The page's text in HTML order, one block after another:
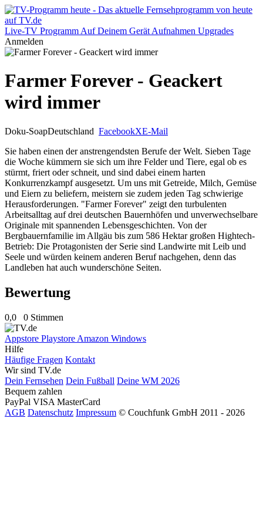
Live-TV Programm Auf Deinem Gerät Aufnahmen Upgrades
Anmelden
Farmer Forever - Geackert
wird immer
Doku-SoapDeutschland FacebookXE-Mail
Sie haben einen der anstrengendsten Berufe der Welt. Sieben Tage
die Woche kümmern sie sich um ihre Felder und Tiere, egal ob es
stürmt, friert oder schneit, und sind dabei einem harten
Konkurrenzkampf ausgesetzt. Um uns mit Getreide, Milch, Gemüse
und Eiern zu beliefern, meistern sie zudem jeden Tag schwierige
Herausforderungen. "Farmer Forever" zeigt den turbulenten
Arbeitsalltag auf drei deutschen Bauernhöfen und unverwechselbare
Originale mit spannenden Lebensgeschichten. Von der
Bergbauernfamilie im Allgäu bis zum 586 Hektar großen Hightech-
Betrieb: Die Protagonisten der Serie sind Landwirte mit Leib und
Seele und würden keinem anderen Beruf nachgehen, denn das
Landleben hat auch wunderschöne Seiten.
Bewertung
0,0 0 Stimmen
Appstore Playstore Amazon Windows
Hilfe
Häufige Fragen Kontakt
Wir sind TV.de
Dein Fernsehen Dein Fußball Deine WM 2026
Bequem zahlen
PayPal VISA MasterCard
AGB Datenschutz Impressum © Couchfunk GmbH 2011 - 2026